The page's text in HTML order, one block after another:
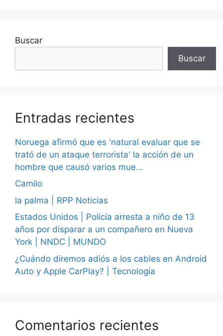
Buscar
Buscar
Entradas recientes
Noruega afirmó que es 'natural evaluar que se
trató de un ataque terrorista' la acción de un
hombre que causó varios mue…
Camilo
la palma | RPP Noticias
Estados Unidos | Policía arresta a niño de 13
años por disparar a un compañero en Nueva
York | NNDC | MUNDO
¿Cuándo diremos adiós a los cables en Android
Auto y Apple CarPlay? | Tecnología
Comentarios recientes